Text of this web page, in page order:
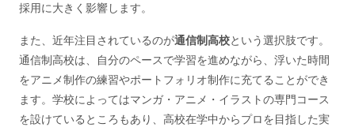
採用に大きく影響します。
また、近年注目されているのが通信制高校という選択肢です。
通信制高校は、自分のペースで学習を進めながら、浮いた時間
をアニメ制作の練習やポートフォリオ制作に充てることができ
ます。学校によってはマンガ・アニメ・イラストの専門コース
を設けているところもあり、高校在学中からプロを目指した実